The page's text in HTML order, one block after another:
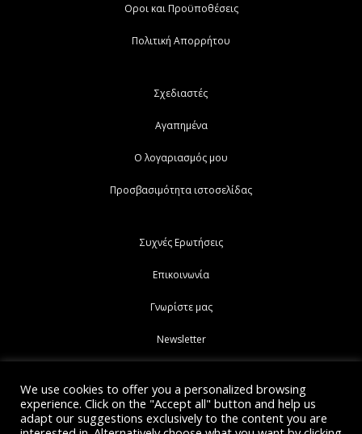
Οροι και Προϋποθέσεις
Πολιτική Απορρήτου
Σχεδιαστές
Αγαπημένα
Ο λογαριασμός μου
Προσβασιμότητα ιστοσελίδας
Συχνές Ερωτήσεις
Επικοινωνία
Γνωρίστε μας
Newsletter
We use cookies to offer you a personalized browsing
experience. Click on the "Accept all" button and help us
adapt our suggestions exclusively to the content you are